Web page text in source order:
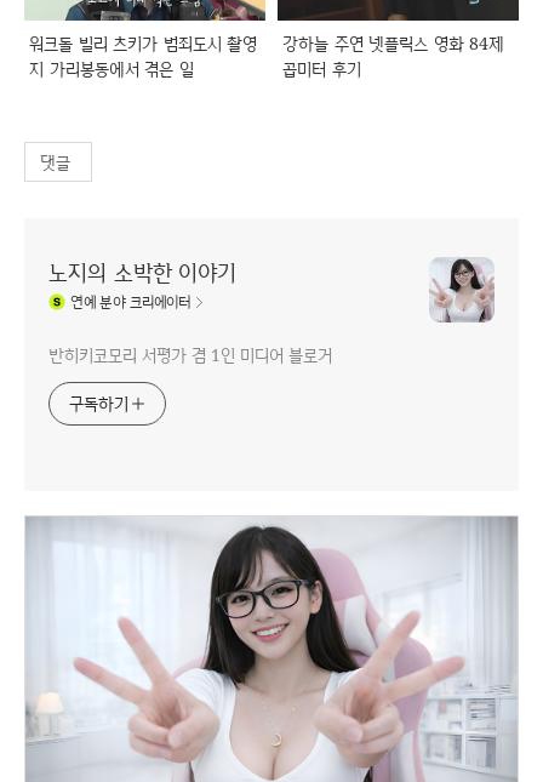
워크돌 빌리 츠키가 범죄도시 촬영
지 가리봉동에서 겪은 일
강하늘 주연 넷플릭스 영화 84제
곱미터 후기
댓글
노지의 소박한 이야기
연예분야 크리에이터
반히키코모리 서평가 겸 1인 미디어 블로거
구독하기